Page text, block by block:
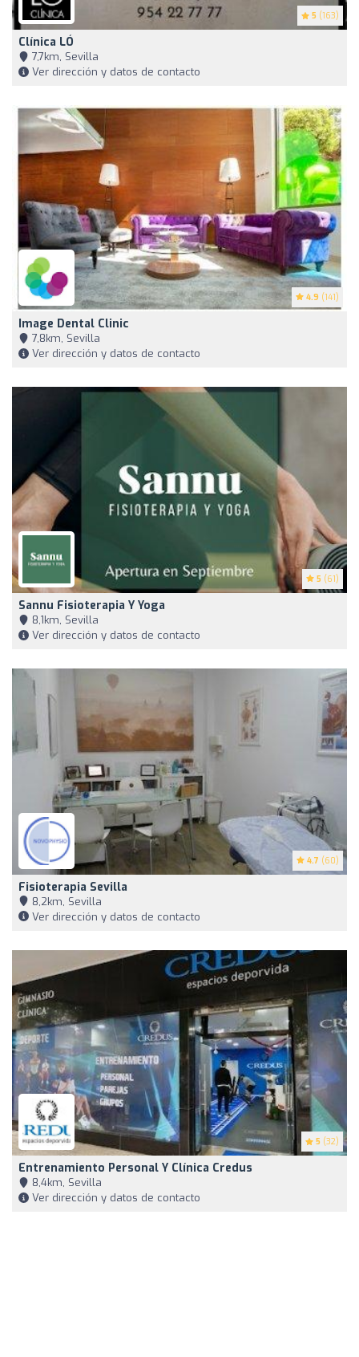
5 (163)
Clínica LÓ
7,7km, Sevilla
Ver dirección y datos de contacto
4.9 (141)
Image Dental Clinic
7,8km, Sevilla
Ver dirección y datos de contacto
5 (61)
Sannu Fisioterapia Y Yoga
8,1km, Sevilla
Ver dirección y datos de contacto
4.7 (60)
Fisioterapia Sevilla
8,2km, Sevilla
Ver dirección y datos de contacto
5 (32)
Entrenamiento Personal Y Clínica Credus
8,4km, Sevilla
Ver dirección y datos de contacto